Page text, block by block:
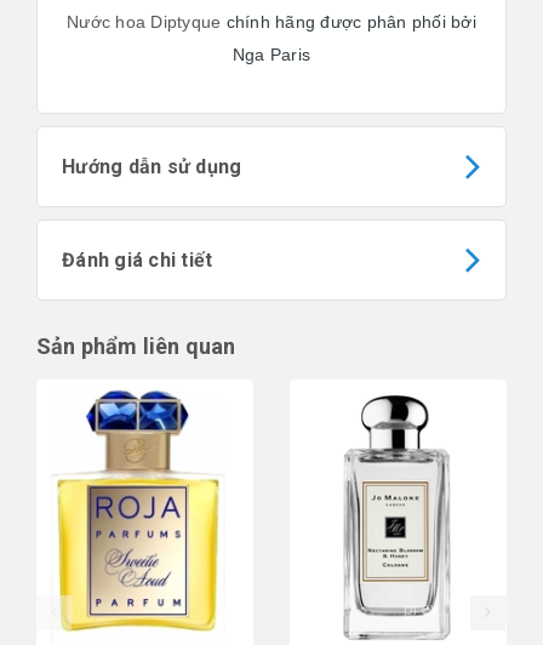
Nước hoa Diptyque chính hãng được phân phối bởi
Nga Paris
Hướng dẫn sử dụng
Đánh giá chi tiết
Sản phẩm liên quan
prev